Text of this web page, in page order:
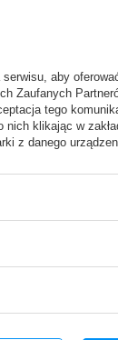
Wolf" -
-
aby
Zaufanych
tego
klikając w
z danego